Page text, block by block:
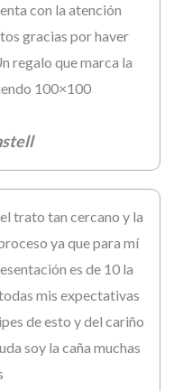
con la atención
gracias por haver
regalo que marca la
100×100
trato tan cercano y la
ya que para mí
es de 10 la
mis expectativas
de esto y del cariño
soy la caña muchas